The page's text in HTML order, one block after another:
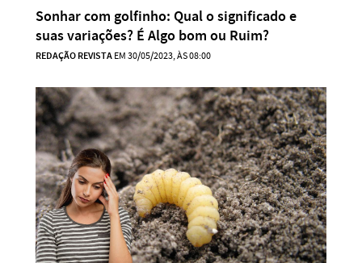
Sonhar com golfinho: Qual o significado e
suas variações? É Algo bom ou Ruim?
REDAÇÃO REVISTAEM 30/05/2023, ÀS 08:00